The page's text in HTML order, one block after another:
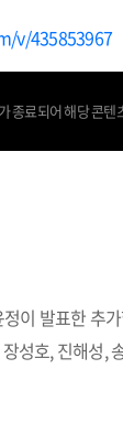
v/435853967
종료되어 해당 콘텐
이 발표한 추
성호, 진해성,